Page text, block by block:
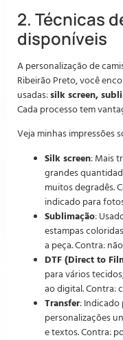
2. Técnicas
disponíveis
A personalização de
Ribeirão Preto, você
usadas:silk screen,
Cada processo tem
Veja minhas impressões
Silk screen: Mais
grandes
muitos degradês.
indicado para
Sublimação:
estampas
a peça. Contra:
DTF (Direct to
para vários
ao digital. Contra:
Transfer: Indicado
personalizações
e textos. Contra: